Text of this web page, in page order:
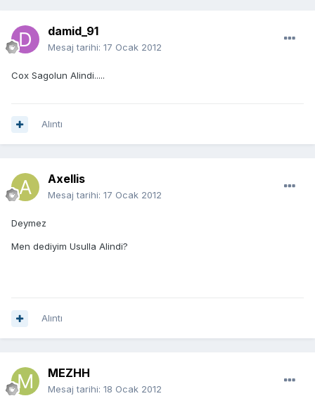
damid_91
Mesaj tarihi: 17 Ocak 2012
Cox Sagolun Alindi.....
Alıntı
Axellis
Mesaj tarihi: 17 Ocak 2012
Deymez
Men dediyim Usulla Alindi?
Alıntı
MEZHH
Mesaj tarihi: 18 Ocak 2012